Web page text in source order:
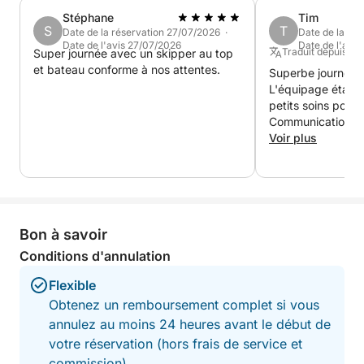
pleinement de la mer avec de nombreuses activités
nautiques incluses :
🏄 Paddle pour explorer les criques et lagons
🤿 Palmes, masques & tubas (snorkeling) pour
🛟 Bouée tractée disponible selon conditions et
option choisie
🏊 Multiples pauses baignade dans des eaux
cristallines
Une véritable expérience mêlant croisière privée,
détente, baignade et loisirs nautiques premium.
Itinéraire – Départ Saint-Tropez (4h)
S
Stéphane
Date de la réservation 27/07/2026 ·
Date de l'avis 27/07/2026
Super journée avec un skipper au top
et bateau conforme à nos attentes.
T
Tim
Date de la
Date de
Traduit depuis :
Superbe journée
L'équipage était
petits soins pour
Communication
Voir plus
Bon à savoir
Conditions d'annulation
Flexible
Obtenez un remboursement complet si vous
annulez au moins 24 heures avant le début de
votre réservation (hors frais de service et